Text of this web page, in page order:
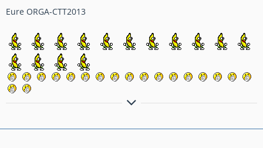
Eure ORGA-CTT2013
Bremsen macht die Felge dreckig!!!!!!!!!!!
Anders gesagt: Bremsen ist die Umwandlung hochwertiger